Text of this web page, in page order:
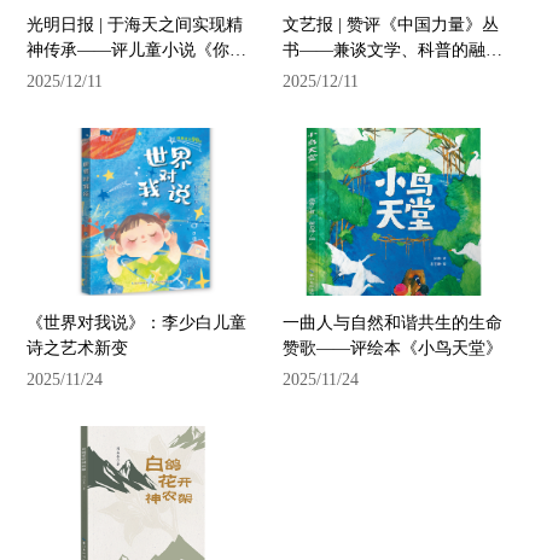
光明日报 | 于海天之间实现精
神传承——评儿童小说《你
好，海鸥班》
2025/12/11
文艺报 | 赞评《中国力量》丛
书——兼谈文学、科普的融合
与共生
2025/12/11
《世界对我说》：李少白儿童
诗之艺术新变
2025/11/24
一曲人与自然和谐共生的生命
赞歌——评绘本《小鸟天堂》
2025/11/24